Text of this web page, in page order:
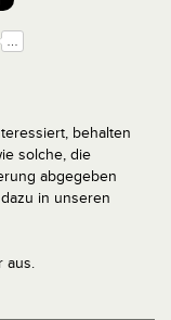
behalten
solche, die
abgegeben
in unseren
aus.